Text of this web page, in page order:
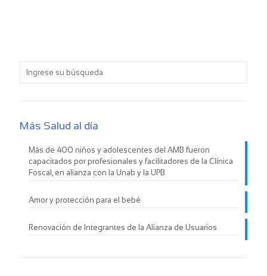
Más Salud al día
Más de 400 niños y adolescentes del AMB fueron
capacitados por profesionales y facilitadores de la Clínica
Foscal, en alianza con la Unab y la UPB
Amor y protección para el bebé
Renovación de Integrantes de la Alianza de Usuarios